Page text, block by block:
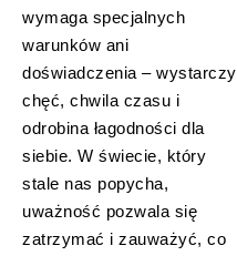
wymaga specjalnych
warunków ani
doświadczenia – wystarczy
chęć, chwila czasu i
odrobina łagodności dla
siebie. W świecie, który
stale nas popycha,
uważność pozwala się
zatrzymać i zauważyć, co